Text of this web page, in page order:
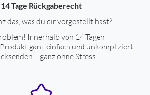
14 Tage Rückgaberecht
das, was du dir vorgestellt hast?
Innerhalb von 14 Tagen
ganz einfach und unkompliziert
– ganz ohne Stress.